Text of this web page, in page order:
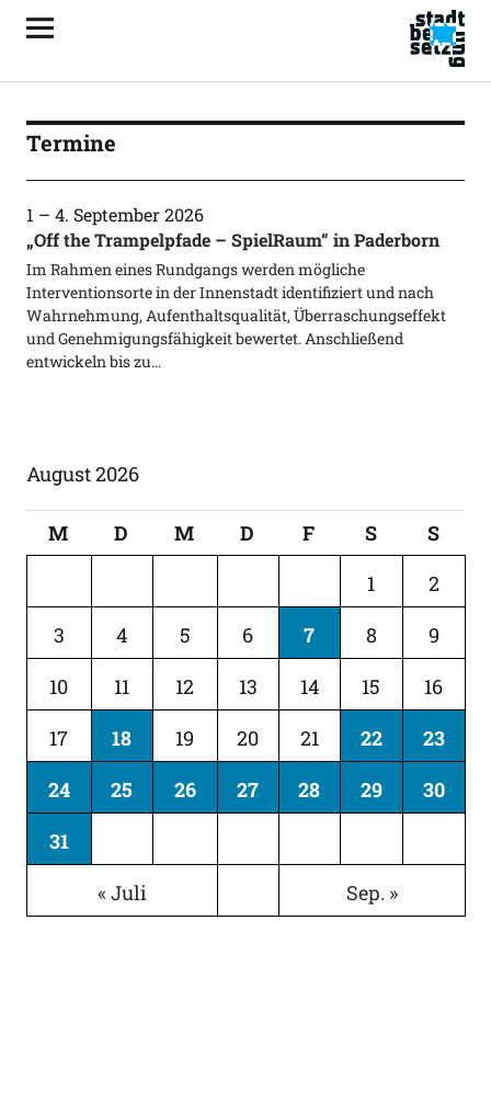
Termine
1 – 4. September 2026
„Off the Trampelpfade – SpielRaum“ in Paderborn
Im Rahmen eines Rundgangs werden mögliche
Interventionsorte in der Innenstadt identifiziert und nach
Wahrnehmung, Aufenthaltsqualität, Überraschungseffekt
und Genehmigungsfähigkeit bewertet. Anschließend
entwickeln bis zu…
August 2026
M D M D F S
S
1
2
3
4 5 6 7 8
9
10
11 12 13 14 15
16
17
18 19 20 21 22
23
24
25 26 27 28 29
30
31
« Juli
Sep. »